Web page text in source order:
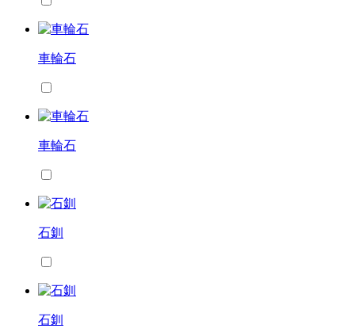
車輪石
車輪石
石釧
石釧